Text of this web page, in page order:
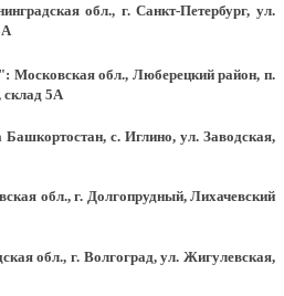
обл., г. Санкт-Петербург, ул.
обл., Люберецкий район, п.
5А
с. Иглино, ул. Заводская,
обл., г. Долгопрудный, Лихачевский
обл., г. Волгоград, ул. Жигулевская,